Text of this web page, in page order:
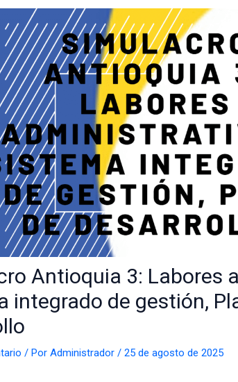
Antioquia 3: Labores
integrado de gestión,
/ PorAdministrador/25 de agosto de 2025